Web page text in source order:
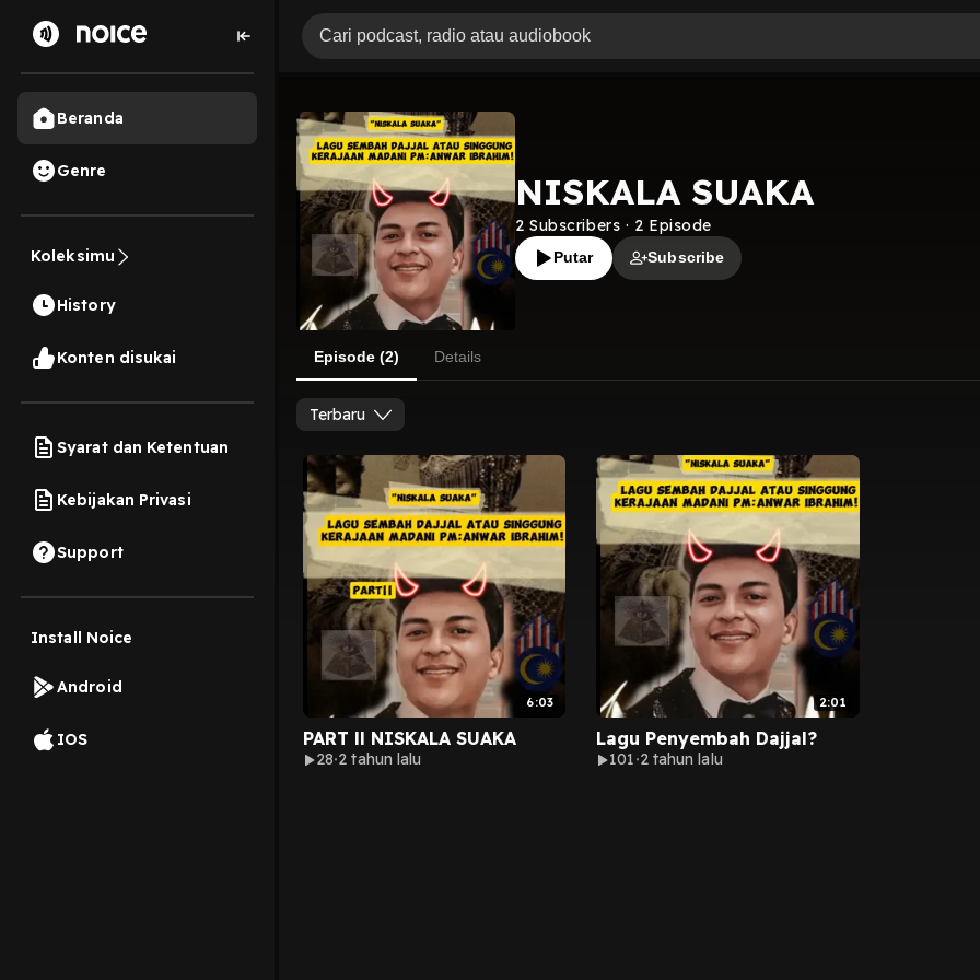
Beranda
Genre
Koleksimu
History
Konten disukai
Syarat dan Ketentuan
Kebijakan Privasi
Support
Install Noice
Android
IOS
NISKALA SUAKA
2 Subscribers · 2 Episode
Putar Subscribe
Episode (2) Details
Terbaru
6:03
PART ll NISKALA SUAKA
28 2 tahun lalu
2:01
Lagu Penyembah Dajjal?
101 2 tahun lalu